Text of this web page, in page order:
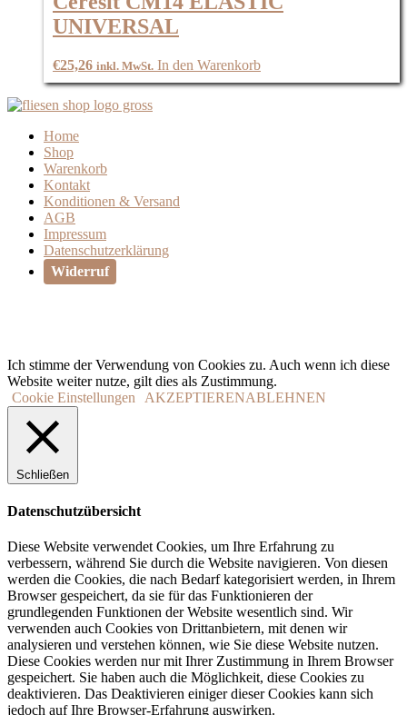
UNIVERSAL
€25,26 inkl. MwSt. In den Warenkorb
Home
Shop
Warenkorb
Kontakt
Konditionen & Versand
AGB
Impressum
Datenschutzerklärung
Widerruf
Ich stimme der Verwendung von Cookies zu. Auch wenn ich diese
Website weiter nutze, gilt dies als Zustimmung.
Cookie Einstellungen
AKZEPTIERENABLEHNEN
Schließen
Datenschutzübersicht
Diese Website verwendet Cookies, um Ihre Erfahrung zu
verbessern, während Sie durch die Website navigieren. Von diesen
werden die Cookies, die nach Bedarf kategorisiert werden, in Ihrem
Browser gespeichert, da sie für das Funktionieren der
grundlegenden Funktionen der Website wesentlich sind. Wir
verwenden auch Cookies von Drittanbietern, mit denen wir
analysieren und verstehen können, wie Sie diese Website nutzen.
Diese Cookies werden nur mit Ihrer Zustimmung in Ihrem Browser
gespeichert. Sie haben auch die Möglichkeit, diese Cookies zu
deaktivieren. Das Deaktivieren einiger dieser Cookies kann sich
jedoch auf Ihre Browser-Erfahrung auswirken.